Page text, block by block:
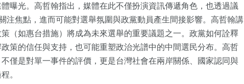
曝光。高哲翰指出，媒體在此不僅扮演資訊傳遞角色，也透過議
注焦點，進而可能對選舉氛圍與政黨動員產生間接影響。高哲翰講
（如惠台措施）將成為未來選舉的重要議題之一。政黨如何詮釋
策的信任與支持，也可能重塑政治光譜中的中間選民分布。高哲
僅是對單一事件的評價，更是台灣社會在兩岸關係、國家認同與
。